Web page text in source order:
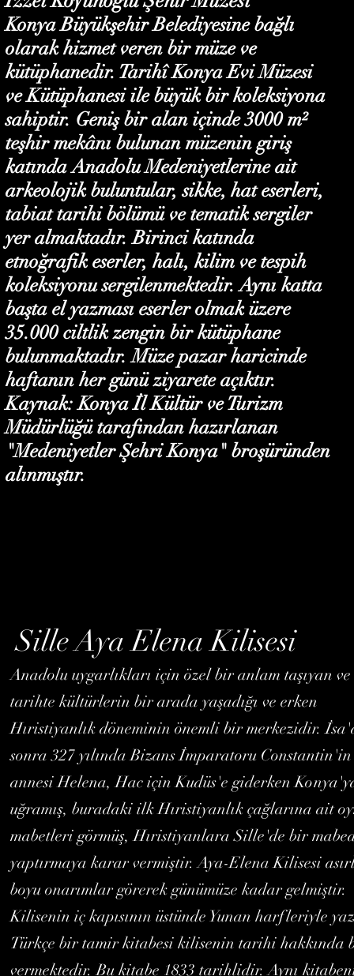
Konya Büyükşehir Belediyesine bağlı
olarak hizmet veren bir müze ve
kütüphanedir. Tarihî Konya Evi Müzesi
ve Kütüphanesi ile büyük bir koleksiyona
sahiptir. Geniş bir alan içinde 3000 m²
teşhir mekânı bulunan müzenin giriş
katında Anadolu Medeniyetlerine ait
arkeolojik buluntular, sikke, hat eserleri,
tabiat tarihi bölümü ve tematik sergiler
yer almaktadır. Birinci katında
etnoğrafik eserler, halı, kilim ve tespih
koleksiyonu sergilenmektedir. Aynı katta
başta el yazması eserler olmak üzere
35.000 ciltlik zengin bir kütüphane
bulunmaktadır. Müze pazar haricinde
haftanın her günü ziyarete açıktır.
Kaynak: Konya İl Kültür ve Turizm
Müdürlüğü tarafından hazırlanan
"Medeniyetler Şehri Konya" broşüründen
alınmıştır.
Sille Aya Elena Kilisesi
Anadolu uygarlıkları için özel bir anlam taşıyan ve
tarihte kültürlerin bir arada yaşadığı ve erken
Hıristiyanlık döneminin önemli bir merkezidir.
sonra 327 yılında Bizans İmparatoru Constantin'in
annesi Helena, Hac için Kudüs'e giderken
uğramış, buradaki ilk Hıristiyanlık çağlarına ait
mabetleri görmüş, Hıristiyanlara Sille'de bir
yaptırmaya karar vermiştir. Aya-Elena Kilisesi
boyu onarımlar görerek günümüze kadar gelmiştir.
Kilisenin iç kapısının üstünde Yunan harfleriyle
Türkçe bir tamir kitabesi kilisenin tarihi hakkında
vermektedir. Bu kitabe 1833 tarihlidir. Aynı